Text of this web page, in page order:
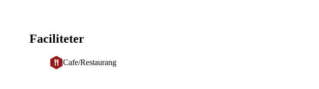
Faciliteter
Cafe/Restaurang